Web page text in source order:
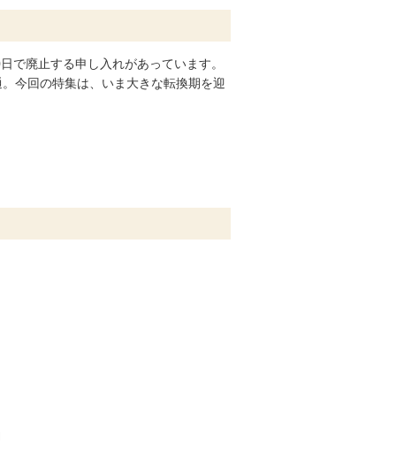
で廃止する申し入れがあっています。
今回の特集は、いま大きな転換期を迎